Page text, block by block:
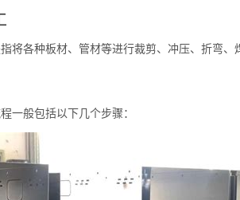
将各种板材、管材等进行裁剪、冲压、折弯
一般包括以下几个步骤：